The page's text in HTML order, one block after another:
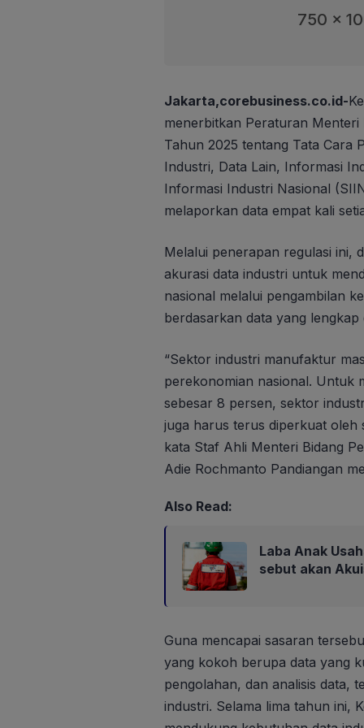
750 x
Jakarta,corebusiness.co.id-
menerbitkan Peraturan
Tahun 2025 tentang Tata Cara
Industri, Data Lain, Informasi
Informasi Industri Nasional
melaporkan data empat kali
Melalui penerapan regulasi ini,
akurasi data industri untuk
nasional melalui pengambilan
berdasarkan data yang lengkap
“Sektor industri manufaktur
perekonomian nasional. Untuk
sebesar 8 persen, sektor
juga harus terus diperkuat oleh
kata Staf Ahli Menteri Bidang
Adie Rochmanto Pandiangan
Also Read:
Laba Anak
sebut akan
Guna mencapai sasaran
yang kokoh berupa data yang
pengolahan, dan analisis data,
industri. Selama lima tahun ini,